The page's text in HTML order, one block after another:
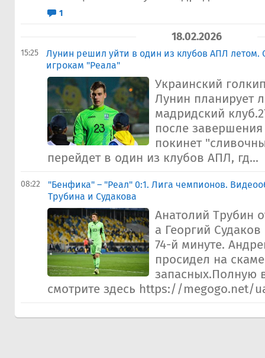
1
18.02.2026
15:25
Лунин решил уйти в один из клубов АПЛ летом.
игрокам "Реала"
Украинский
Лунин планирует
мадридский
после
покинет
перейдет в один из клубов АПЛ, гд...
08:22
"Бенфика" – "Реал" 0:1. Лига чемпионов.
Трубина и Судакова
Анатолий Трубин
а Георгий
74-й минуте.
просидел на
запасных.Полную
смотрите здесь https://megogo.net/